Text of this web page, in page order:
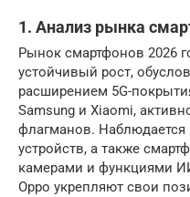
1. Анализ рынка
Рынок смартфонов 2026
устойчивый рост,
расширением 5G-
Samsung и Xiaomi,
флагманов. Наблюдается
устройств, а также
камерами и функциями
Oppo укрепляют свои